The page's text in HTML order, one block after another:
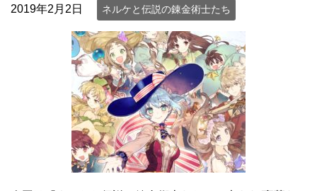
2019年2月2日 ネルケと伝説の錬金術士たち